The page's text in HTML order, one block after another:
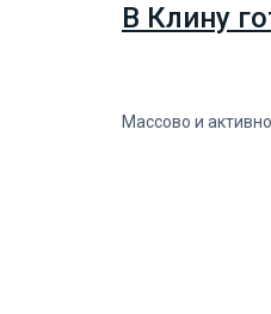
В Клину
Массово и